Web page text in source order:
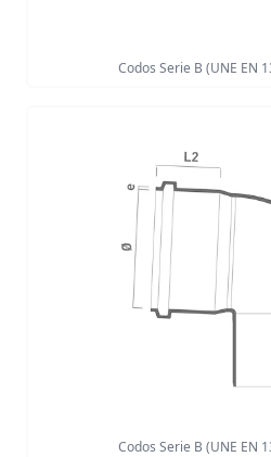
Codos Serie B (UNE EN
Codos Serie B (UNE EN